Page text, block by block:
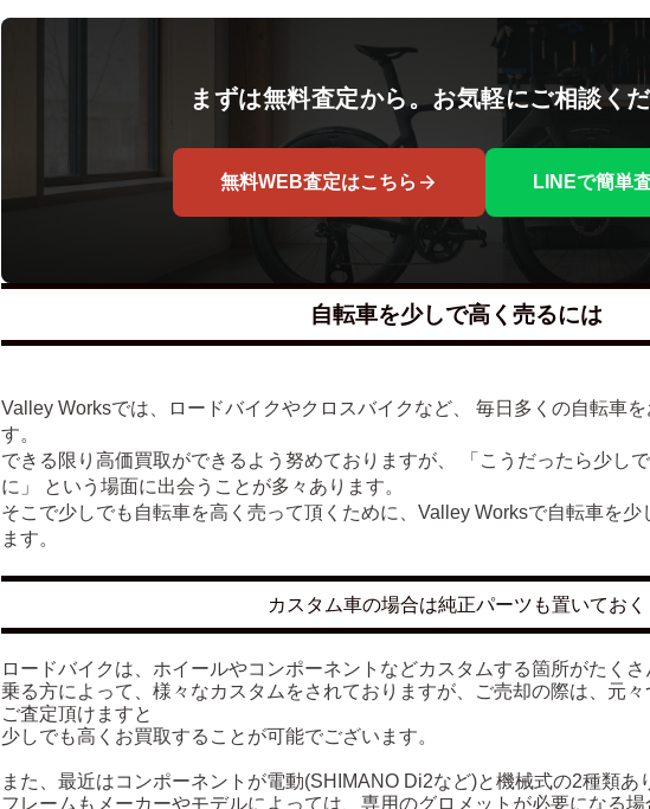
まずは無料査定から。お気軽にご相談くだ
無料WEB査定はこちら LINEで簡単
自転車を少しで高く売るには
Valley Worksでは、ロードバイクやクロスバイクなど、 毎日多くの自転車
す。
できる限り高価買取ができるよう努めておりますが、 「こうだったら少し
に」 という場面に出会うことが多々あります。
そこで少しでも自転車を高く売って頂くために、Valley Worksで自転車を少
ます。
カスタム車の場合は純正パーツも置いておく
ロードバイクは、ホイールやコンポーネントなどカスタムする箇所がたくさ
乗る方によって、様々なカスタムをされておりますが、ご売却の際は、元
ご査定頂けますと
少しでも高くお買取することが可能でございます。
また、最近はコンポーネントが電動(SHIMANO Di2など)と機械式の2種類あ
フレームもメーカーやモデルによっては、専用のグロメットが必要になる場